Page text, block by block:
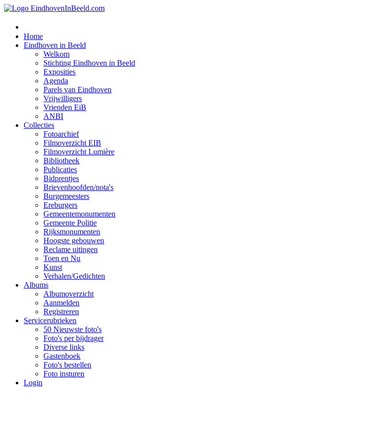
Home
Eindhoven in Beeld
Welkom
Stichting Eindhoven in Beeld
Exposities
Agenda
Parels van Eindhoven
Vrijwilligers
Vrienden EiB
ANBI
Collecties
Fotoarchief
Filmoverzicht EIB
Filmoverzicht Lumière
Bibliotheek
Publicaties
Bidprentjes
Brievenhoofden/nota's
Burgemeesters
Ereburgers
Gemeentemonumenten
Gemeente Politie
Rijksmonumenten
Hoogste gebouwen
Reclame uitingen
Toen en Nu
Kunst
Verhalen/Gedichten
Albums
Albumoverzicht
Aanmelden
Registreren
Servicerubrieken
50 Nieuwste foto's
Foto's per bijdrager
Diverse links
Gastenboek
Foto's bestellen
Foto insturen
Login